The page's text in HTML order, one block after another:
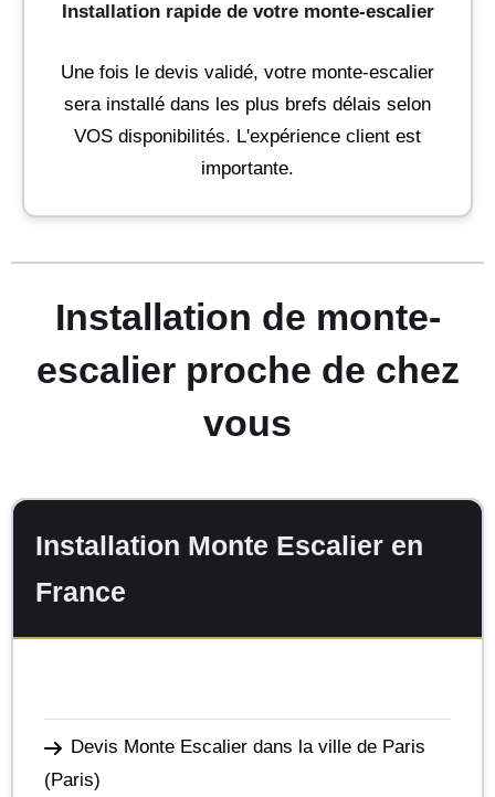
Installation rapide de votre monte-escalier
Une fois le devis validé, votre monte-escalier
sera installé dans les plus brefs délais selon
VOS disponibilités. L'expérience client est
importante.
Installation de monte-
escalier proche de chez
vous
Installation Monte Escalier en
France
Devis Monte Escalier dans la ville de Paris
(Paris)